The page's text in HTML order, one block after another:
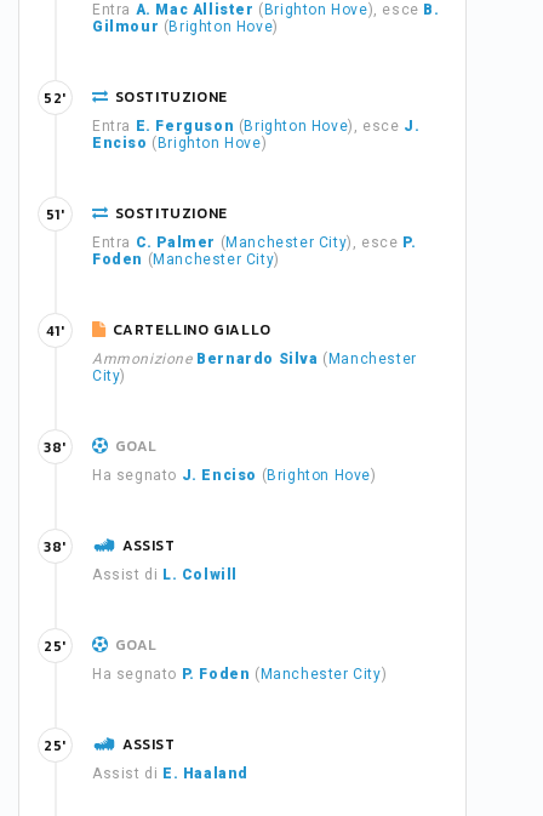
Entra A. Mac Allister ( Brighton Hove), esce B.
Gilmour ( Brighton Hove)
SOSTITUZIONE
Entra E. Ferguson ( Brighton Hove), esce J.
Enciso ( Brighton Hove)
52'
SOSTITUZIONE
Entra C. Palmer ( Manchester City), esce P.
Foden ( Manchester City)
51'
CARTELLINO GIALLO
Ammonizione Bernardo Silva ( Manchester
City)
41'
GOAL
Ha segnato J. Enciso ( Brighton Hove)
38'
ASSIST
Assist di L. Colwill
38'
GOAL
Ha segnato P. Foden ( Manchester City)
25'
ASSIST
Assist di E. Haaland
25'